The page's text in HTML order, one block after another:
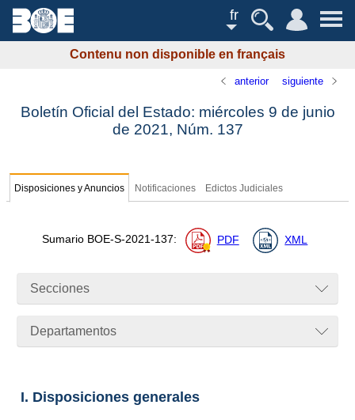
fr
Contenu non disponible en français
anterior siguiente
Boletín Oficial del Estado: miércoles 9 de junio
de 2021, Núm. 137
Disposiciones y Anuncios Notificaciones Edictos Judiciales
Sumario BOE-S-2021-137: PDF XML
Secciones
Departamentos
I. Disposiciones generales